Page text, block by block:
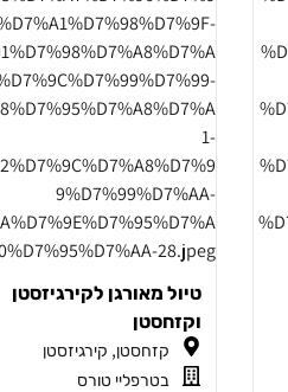
טיול מאורגן לקירגיזסטן
וקזחסטן
קזחסטן, קירגיזסטן
בטרפליי טורס